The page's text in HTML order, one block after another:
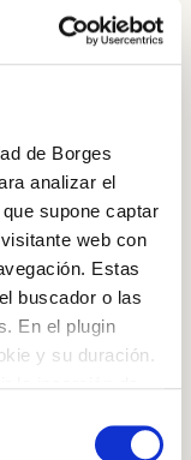
de Borges
analizar el
supone captar
web con
Estas
buscador o las
En el plugin
y su duración.
en el navegador.
until the